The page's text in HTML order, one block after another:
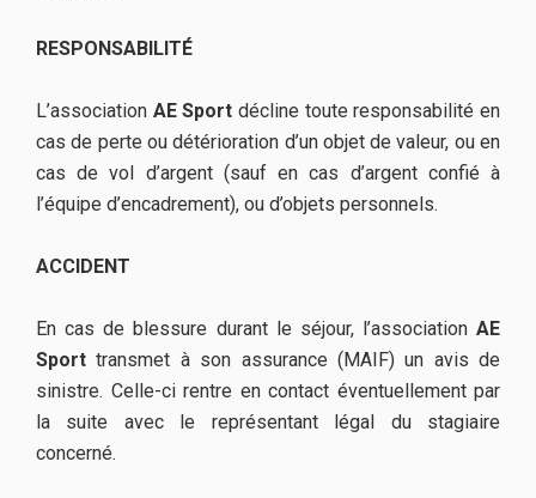
RESPONSABILITÉ
L’association AE Sport décline toute responsabilité en
cas de perte ou détérioration d’un objet de valeur, ou en
cas de vol d’argent (sauf en cas d’argent confié à
l’équipe d’encadrement), ou d’objets personnels.
ACCIDENT
En cas de blessure durant le séjour, l’associationAE
Sport transmet à son assurance (MAIF) un avis de
sinistre. Celle-ci rentre en contact éventuellement par
la suite avec le représentant légal du stagiaire
concerné.